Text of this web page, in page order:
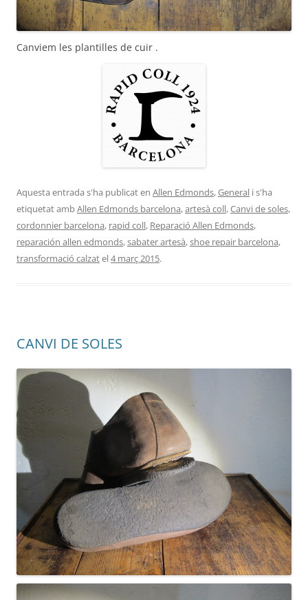
Canviem les plantilles de cuir .
Aquesta entrada s'ha publicat en Allen Edmonds,General i s'ha
etiquetat ambAllen Edmonds barcelona,artesà coll,Canvi de soles,
cordonnier barcelona, rapid coll, Reparació Allen Edmonds,
reparación allen edmonds,sabater artesà,shoe repair barcelona,
transformació calzatel4 març 2015.
CANVI DE SOLES